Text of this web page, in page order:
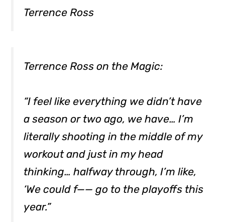
Terrence Ross
Terrence Ross on the Magic:
“I feel like everything we didn’t have
a season or two ago, we have… I’m
literally shooting in the middle of my
workout and just in my head
thinking… halfway through, I’m like,
‘We could f—— go to the playoffs this
year.”